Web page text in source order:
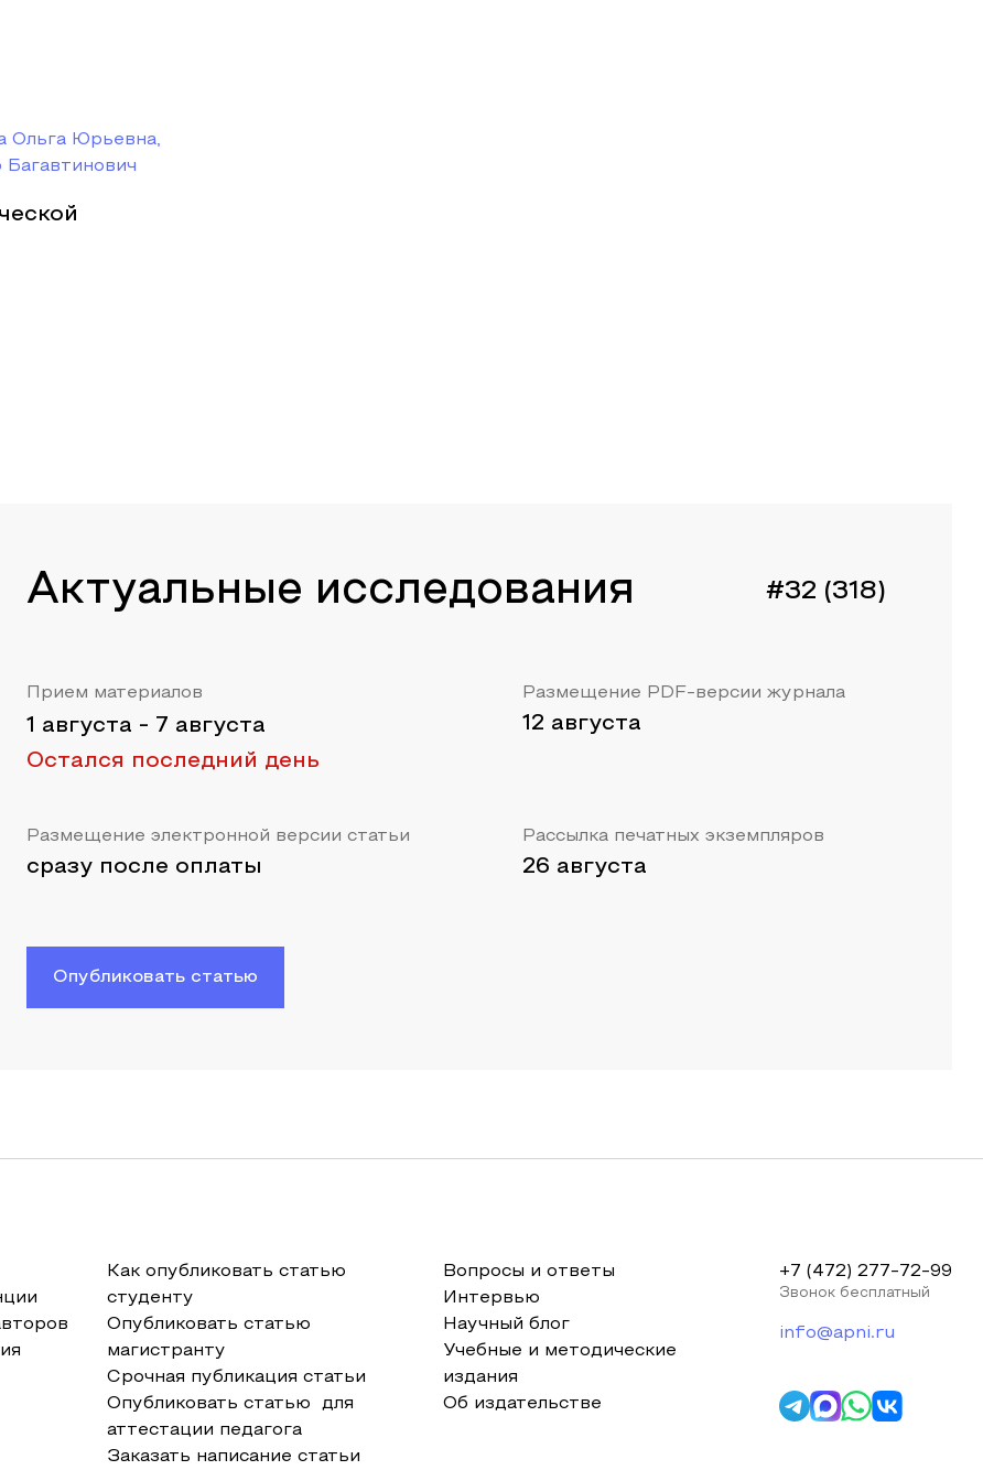
Ольга Юрьевна,
Актуальные исследования #32 (318)
Прием материалов
1 августа - 7 августа
Остался последний день
Размещение PDF-версии журнала
12 августа
Размещение электронной версии статьи
сразу после оплаты
Рассылка печатных экземпляров
26 августа
Опубликовать статью
Как опубликовать статью
студенту
Опубликовать статью
магистранту
Срочная публикация статьи
Опубликовать статью для
аттестации педагога
Заказать написание статьи
Вопросы и ответы
Интервью
Научный блог
Учебные и методические
издания
Об издательстве
+7 (472) 277-72-99
Звонок бесплатный
info@apni.ru